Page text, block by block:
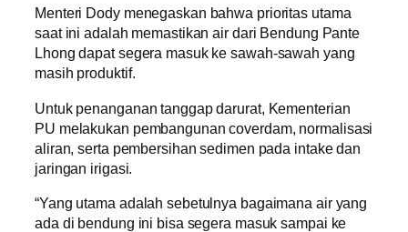
Menteri Dody menegaskan bahwa prioritas utama
saat ini adalah memastikan air dari Bendung Pante
Lhong dapat segera masuk ke sawah-sawah yang
masih produktif.
Untuk penanganan tanggap darurat, Kementerian
PU melakukan pembangunan coverdam, normalisasi
aliran, serta pembersihan sedimen pada intake dan
jaringan irigasi.
“Yang utama adalah sebetulnya bagaimana air yang
ada di bendung ini bisa segera masuk sampai ke